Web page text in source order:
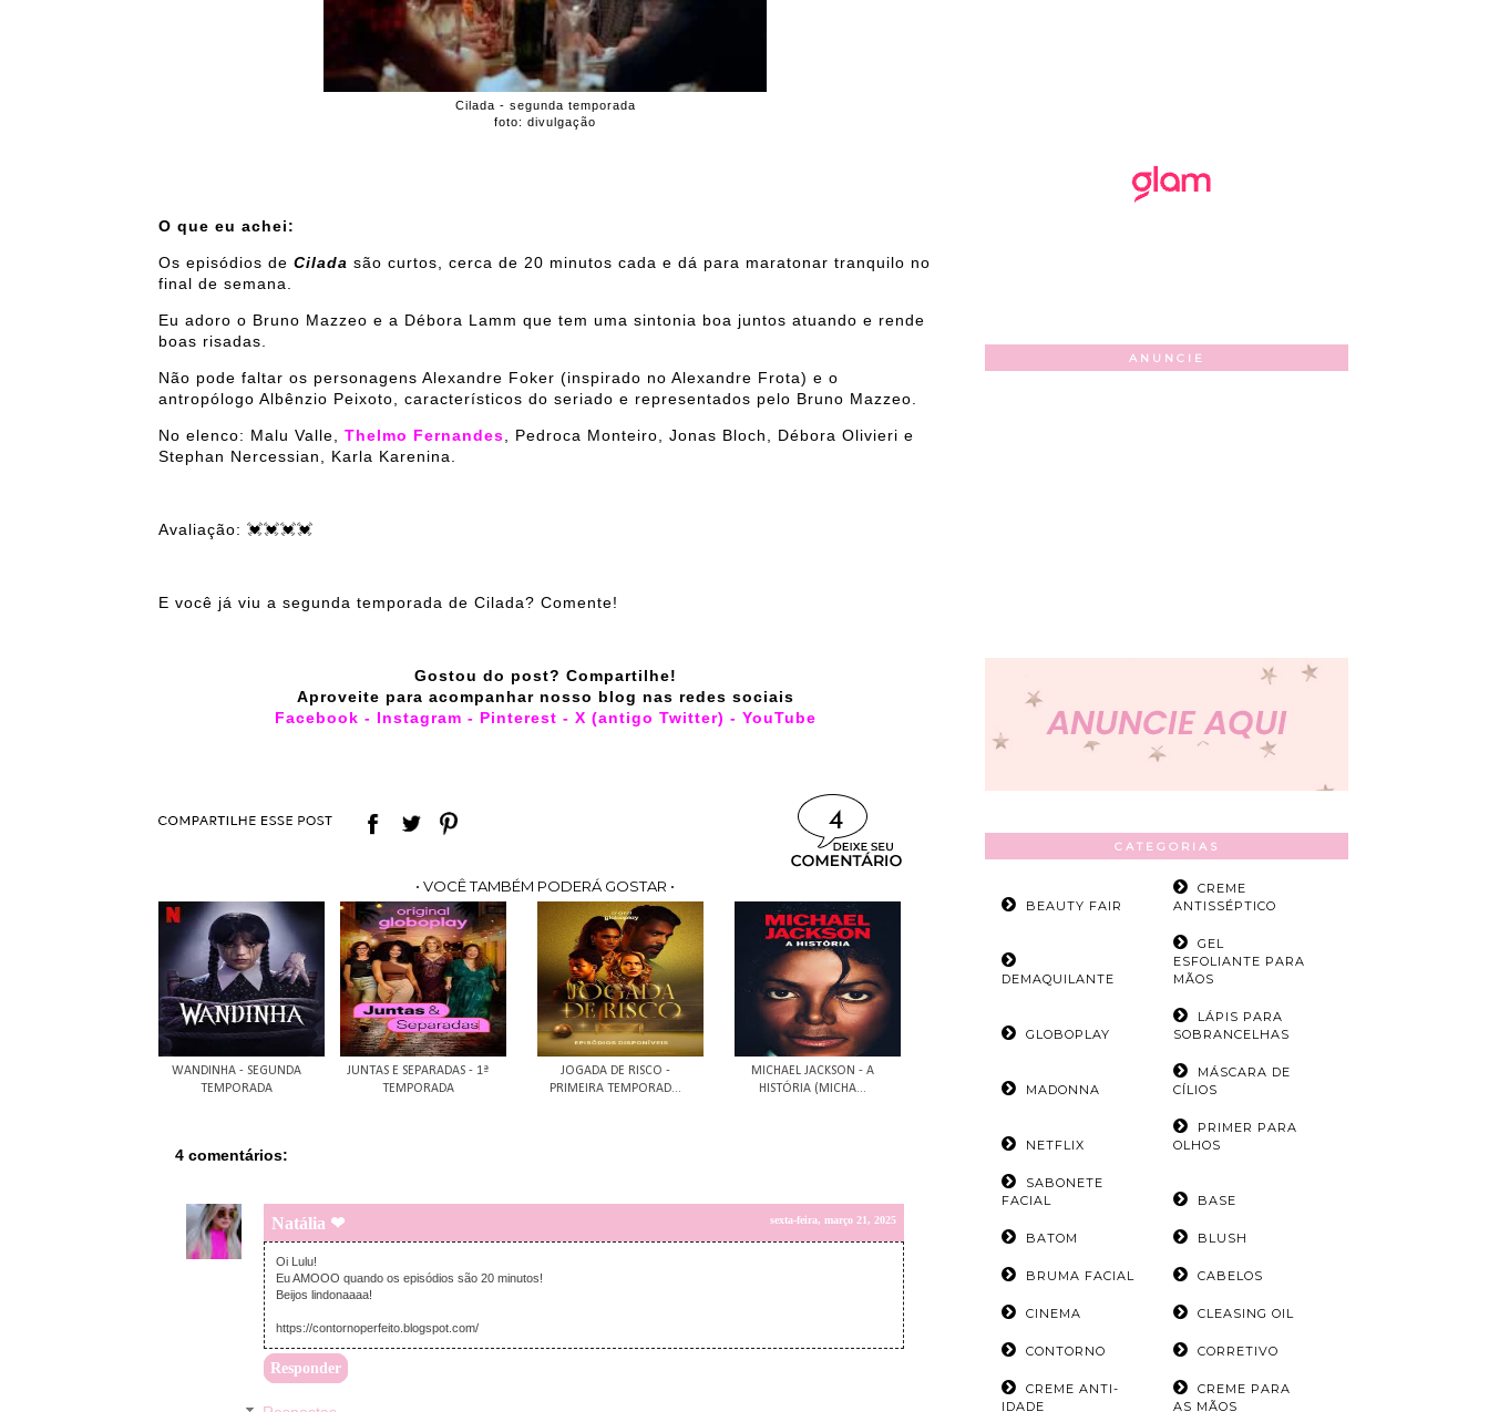
Cilada - segunda temporada
foto: divulgação
O que eu achei:
Os episódios de Cilada são curtos, cerca de 20 minutos cada e dá para maratonar tranquilo no
final de semana.
Eu adoro o Bruno Mazzeo e a Débora Lamm que tem uma sintonia boa juntos atuando e rende
boas risadas.
Não pode faltar os personagens Alexandre Foker (inspirado no Alexandre Frota) e o
antropólogo Albênzio Peixoto, característicos do seriado e representados pelo Bruno Mazzeo.
No elenco: Malu Valle, Thelmo Fernandes , Pedroca Monteiro, Jonas Bloch, Débora Olivieri e
Stephan Nercessian, Karla Karenina.
Avaliação: 💓💓💓💓
E você já viu a segunda temporada de Cilada? Comente!
Gostou do post? Compartilhe!
Aproveite para acompanhar nosso blog nas redes sociais
Facebook - Instagram - Pinterest - X (antigo Twitter) - YouTube
4
• VOCÊ TAMBÉM PODERÁ GOSTAR •
WANDINHA - SEGUNDA
TEMPORADA
JUNTAS E SEPARADAS - 1ª
TEMPORADA
JOGADA DE RISCO -
PRIMEIRA TEMPORAD...
MICHAEL JACKSON - A
HISTÓRIA (MICHA...
4 comentários:
Natália ❤ sexta-feira, março 21, 2025
Oi Lulu!
Eu AMOOO quando os episódios são 20 minutos!
Beijos lindonaaaa!
https://contornoperfeito.blogspot.com/
Responder
ANUNCIE
CATEGORIAS
BEAUTY FAIR
CREME
ANTISSÉPTICO
DEMAQUILANTE
GEL
ESFOLIANTE PARA
MÃOS
GLOBOPLAY
LÁPIS PARA
SOBRANCELHAS
MADONNA
MÁSCARA DE
CÍLIOS
NETFLIX
PRIMER PARA
OLHOS
SABONETE
FACIAL
BASE
BATOM BLUSH
BRUMA FACIAL CABELOS
CINEMA CLEASING OIL
CONTORNO CORRETIVO
CREME ANTI-
IDADE
CREME PARA
AS MÃOS